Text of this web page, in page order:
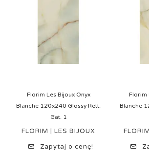
Florim Les Bijoux Onyx
Blanche 120x240 Glossy Rett.
Gat. 1
FLORIM | LES BIJOUX
Zapytaj o cenę!
Florim
Blanche